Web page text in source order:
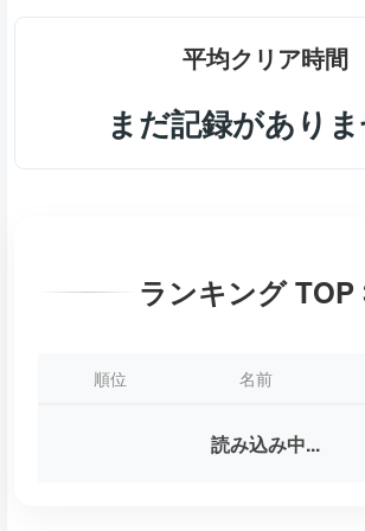
平均クリア時間
まだ記録があり
ランキング TOP
順位 名前
読み込み中...